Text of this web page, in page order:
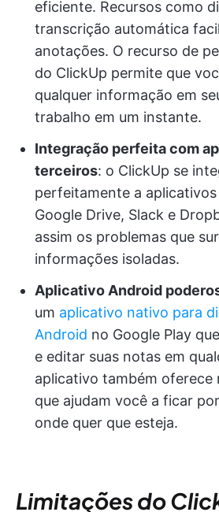
eficiente. Recursos como
transcrição automática
anotações. O recurso de
do ClickUp permite que
qualquer informação em
trabalho em um instante.
Integração perfeita com
terceiros: o ClickUp se
perfeitamente a
Google Drive, Slack e
assim os problemas que
informações isoladas.
Aplicativo Android
um aplicativo nativo para
Android no Google Play
e editar suas notas em
aplicativo também oferece
que ajudam você a ficar
onde quer que esteja.
Limitações do